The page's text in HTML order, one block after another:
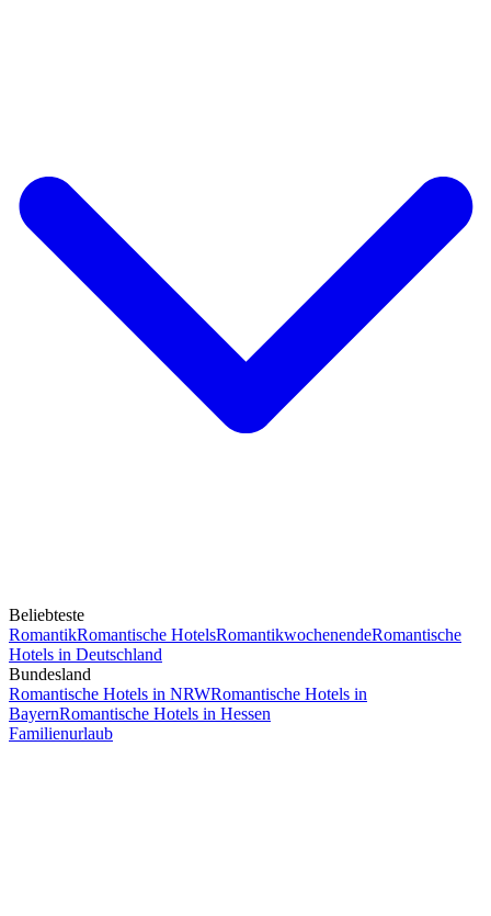
Beliebteste
RomantikRomantische HotelsRomantikwochenendeRomantische
Hotels in Deutschland
Bundesland
Romantische Hotels in NRWRomantische Hotels in
BayernRomantische Hotels in Hessen
Familienurlaub